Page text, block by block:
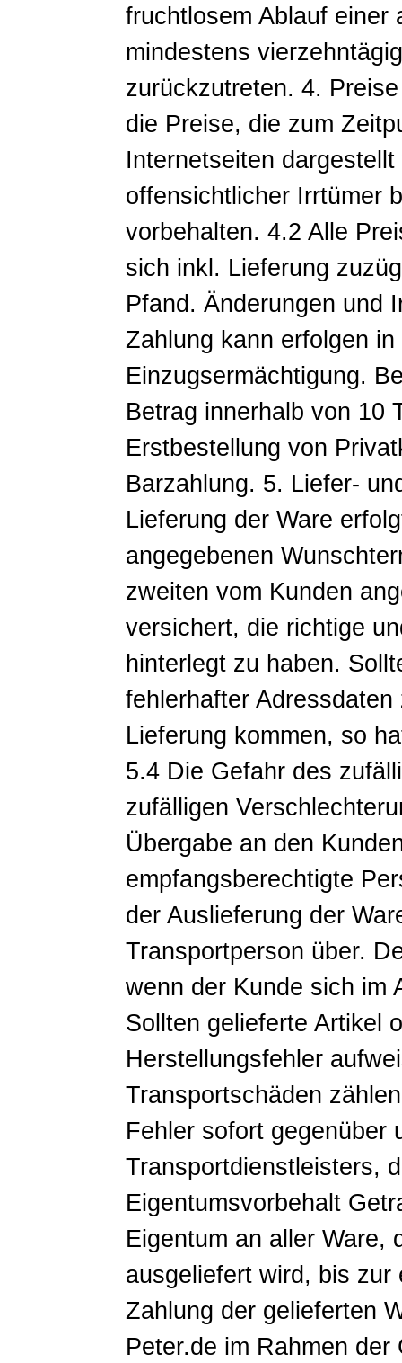
fruchtlosem Ablauf einer
mindestens
zurückzutreten. 4.
die Preise, die zum
Internetseiten
offensichtlicher Irrtümer
vorbehalten. 4.2 Alle
sich inkl. Lieferung
Pfand. Änderungen und
Zahlung kann erfolgen
Einzugsermächtigung.
Betrag innerhalb von 10
Erstbestellung von
Barzahlung. 5. Liefer-
Lieferung der Ware
angegebenen
zweiten vom Kunden
versichert, die richtige
hinterlegt zu haben.
fehlerhafter
Lieferung kommen, so
5.4 Die Gefahr des
zufälligen
Übergabe an den
empfangsberechtigte
der Auslieferung der
Transportperson über.
wenn der Kunde sich im
Sollten gelieferte Artikel
Herstellungsfehler
Transportschäden
Fehler sofort gegenüber
Transportdienstleisters,
Eigentumsvorbehalt
Eigentum an aller Ware,
ausgeliefert wird, bis zur
Zahlung der gelieferten
Peter.de im Rahmen